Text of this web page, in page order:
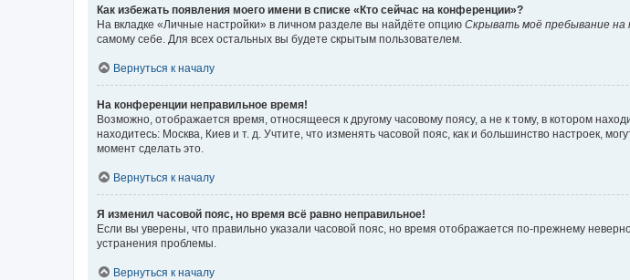
Как избежать появления моего имени в списке «Кто сейчас на конференции»?
На вкладке «Личные настройки» в личном разделе вы найдёте опцию Скрывать моё пребывание на
самому себе. Для всех остальных вы будете скрытым пользователем.
Вернуться к началу
На конференции неправильное время!
Возможно, отображается время, относящееся к другому часовому поясу, а не к тому, в котором
находитесь: Москва, Киев и т. д. Учтите, что изменять часовой пояс, как и большинство настроек,
момент сделать это.
Вернуться к началу
Я изменил часовой пояс, но время всё равно неправильное!
Если вы уверены, что правильно указали часовой пояс, но время отображается по-прежнему
устранения проблемы.
Вернуться к началу